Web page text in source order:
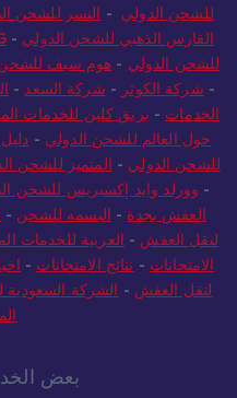
للشحن الدولي - النسر للشحن
الفارس الذهبي للشحن الدولي -
للشحن الدولي - هوم سيف للشحن
- شركة الكوثر - شركة السعد -
الخدمات - بريق كلين للخدمات
حول العالم للشحن الدولي -
للشحن الدولي - المتميز للشحن
- وورلد وايد إكسبريس للشحن
العفش بجدة - البسمه للشحن -
لنقل العفش - العربية للخدمات
الامتحانات - نتائج الامتحانات -
لنقل العفش - الشركة
بعض